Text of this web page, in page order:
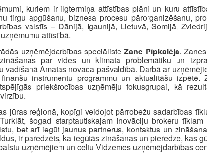
kuriem ir ilgtermiņa attīstības plāni un kuru
tirgu apgūšanu, biznesa procesu pārorganizēšanu,
valstīs – Dānijā, Igaunijā, Lietuvā, Somijā,
attīstībā.
uzņēmējdarbības speciālisteZane Pīpkalēja.
par vides un klimata problemātiku un
Amatas novada pašvaldībā. Darbā ar
instrumentu programmu un aktualitāšu izpētē.
priekšrocības uzņēmēju fokusgrupai, kā
jūras reģionā, kopīgi veidojot pārrobežu sadarbības
šogad starptautiskajam inovāciju brokeru
bet arī iegūt jaunus partnerus, kontaktus un
ir paredzēts, ka iegūtās zināšanas un pieredze, kas
uzņēmējiem un celtu Vidzemes uzņēmējdarbības